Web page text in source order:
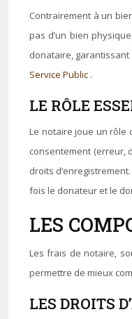
Contrairement à un
pas d’un bien
donataire,
Service Public .
LE RÔLE
Le notaire joue un rôle
consentement (erreur,
droits
fois le donateur et le
LES
Les frais de notaire,
permettre de mieux
LES DROITS